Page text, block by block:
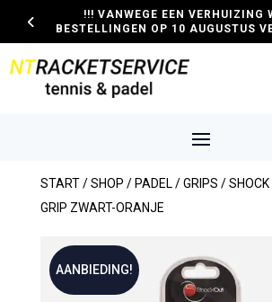
!!! VANWEGE EEN VERHUIZING
BESTELLINGEN OP 10 AUGUSTUS
START/SHOP / PADEL /GRIPS / SHOCK
GRIP ZWART-ORANJE
AANBIEDING!